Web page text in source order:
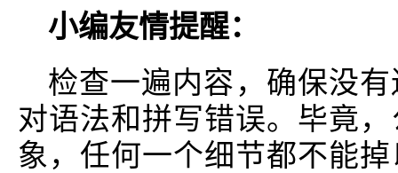
小编友情提醒：
检查一遍内容，确保没
对语法和拼写错误。毕竟
象，任何一个细节都不能